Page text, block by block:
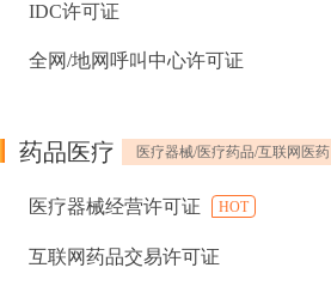
IDC许可证
全网/地网呼叫中心许可证
药品医疗 医疗器械/医疗药品/互联网医药
医疗器械经营许可证 HOT
互联网药品交易许可证